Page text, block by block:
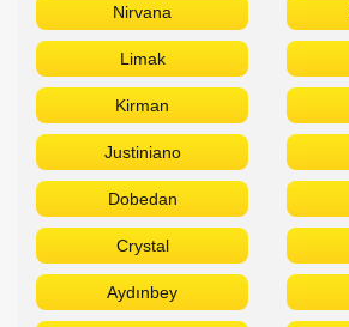
Nirvana
Limak
Kirman
Justiniano
Dobedan
Crystal
Aydınbey